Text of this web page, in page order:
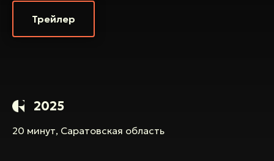
Трейлер
2025
20 минут, Саратовская область